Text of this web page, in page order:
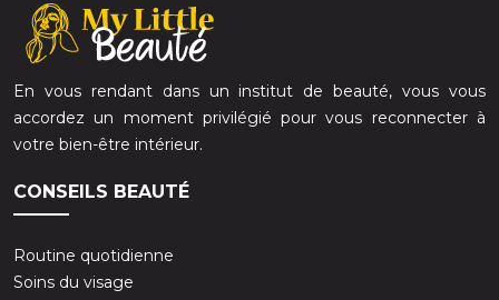
En vous rendant dans un institut de beauté, vous vous
accordez un moment privilégié pour vous reconnecter à
votre bien-être intérieur.
CONSEILS BEAUTÉ
Routine quotidienne
Soins du visage